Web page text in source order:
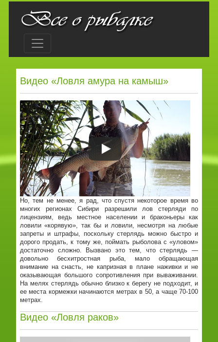
Видео «Ловля амура на камыш»
Но, тем не менее, я рад, что спустя некоторое время во
многих регионах Сибири разрешили лов стерляди по
лицензиям, ведь местное населении и браконьеры как
ловили «корявую», так бы и ловили, несмотря на любые
запреты и штрафы, поскольку стерлядь можно быстро и
дорого продать, к тому же, поймать рыболова с «уловом»
достаточно сложно. Вызвано это тем, что стерлядь —
довольно бесхитростная рыба, мало обращающая
внимание на снасть, не капризная в плане наживки и не
оказывающая большого сопротивления при вываживании.
На мелях стерлядь обычно близко к берегу не подходит, и
ее места кормежки начинаются метрах в 50, а чаще 70-100
метрах.
Видео «Ловля раков»